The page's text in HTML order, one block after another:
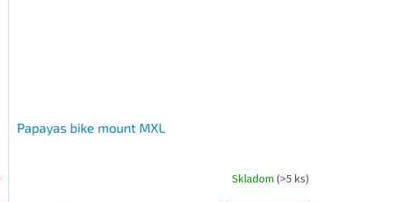
Papayas bike mount MXL
Skladom (>5 ks)